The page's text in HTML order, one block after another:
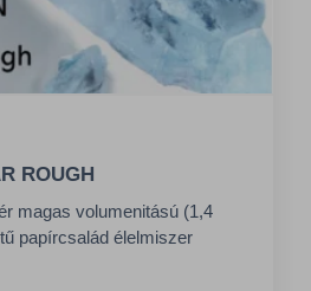
ROUGH
magas volumenitású (1,4
papírcsalád élelmiszer